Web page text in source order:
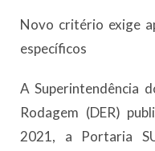
Novo critério exige
específicos
A Superintendência
Rodagem (DER)
2021, a Portaria